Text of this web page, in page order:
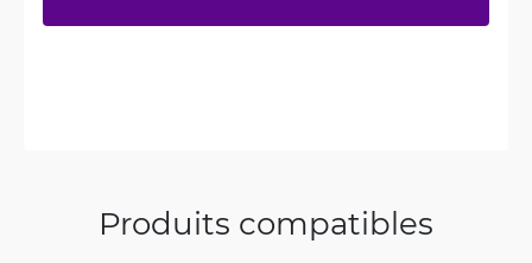
Produits compatibles